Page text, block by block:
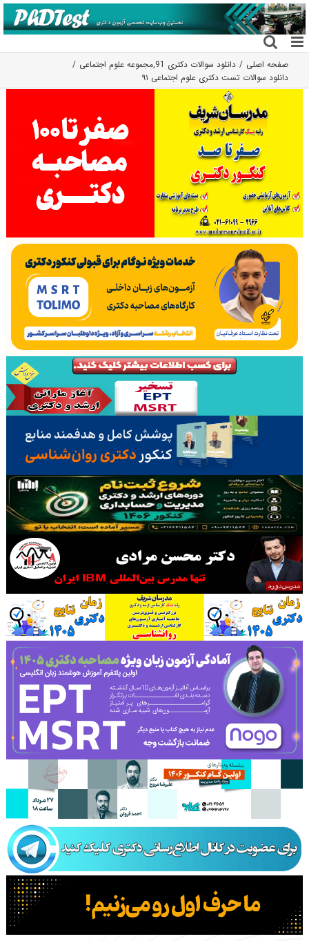
رفتن
به
محتوا
صفحه اصلی دانلود سوالات دکتری 91 ,مجموعه علوم اجتماعی
دانلود سوالات تست دکتری علوم اجتماعی ۹۱